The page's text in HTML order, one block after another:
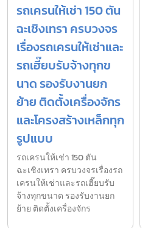
รถเครนให้เช่า 150 ตัน
ฉะเชิงเทรา ครบวงจร
เรื่องรถเครนให้เช่าและ
รถเฮี๊ยบรับจ้างทุกข
นาด รองรับงานยก
ย้าย ติดตั้งเครื่องจักร
และโครงสร้างเหล็กทุก
รูปแบบ
รถเครนให้เช่า 150 ตัน
ฉะเชิงเทรา ครบวงจรเรื่องรถ
เครนให้เช่าและรถเฮี๊ยบรับ
จ้างทุกขนาด รองรับงานยก
ย้าย ติดตั้งเครื่องจักร